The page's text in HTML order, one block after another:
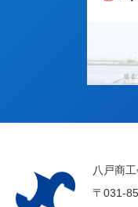
八戸商
〒031-